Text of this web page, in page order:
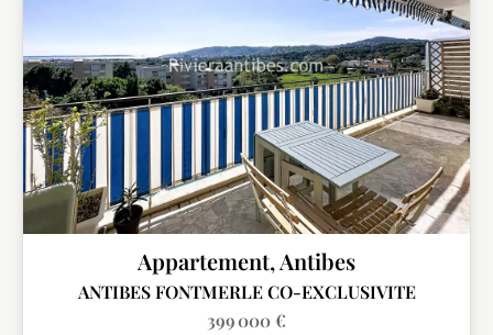
Appartement, Antibes
ANTIBES FONTMERLE CO-EXCLUSIVITE
399 000 €